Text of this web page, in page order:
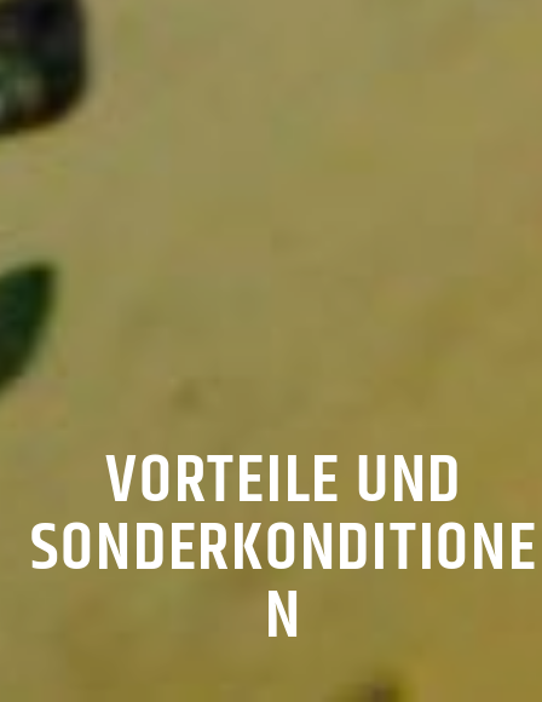
VORTEILE UND
SONDERKONDITIONE
N